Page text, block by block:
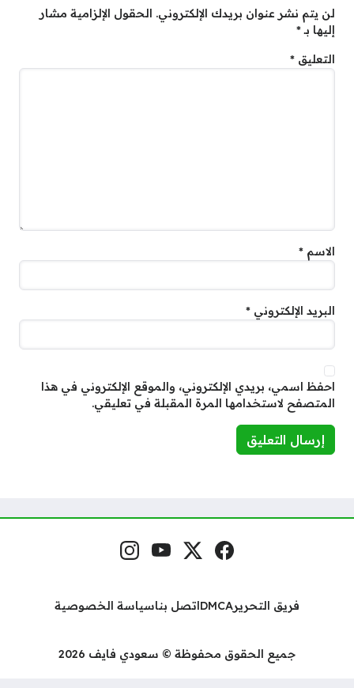
لن يتم نشر عنوان بريدك الإلكتروني.
الحقول الإلزامية مشار
إليها بـ*
التعليق *
الاسم *
البريد الإلكتروني *
احفظ اسمي، بريدي الإلكتروني، والموقع الإلكتروني في هذا
المتصفح لاستخدامها المرة المقبلة في تعليقي.
مواقع التواصل فيسبوكمنصة إكس
يوتيوبإنستغرام
فريق التحريرDMCAاتصل بناسياسة الخصوصية
جميع الحقوق محفوظة © سعودي فايف 2026